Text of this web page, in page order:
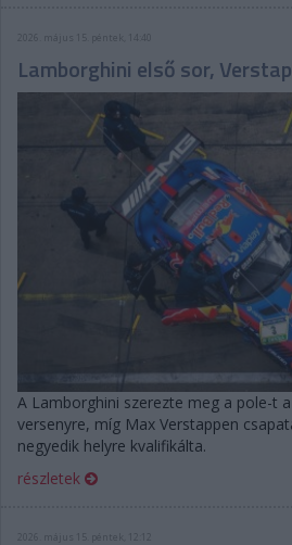
2026. május 15. péntek, 14:40
Lamborghini első sor,
A Lamborghini szerezte meg a pole-t
versenyre, míg Max Verstappen
negyedik helyre kvalifikálta.
részletek
2026. május 15. péntek, 12:12